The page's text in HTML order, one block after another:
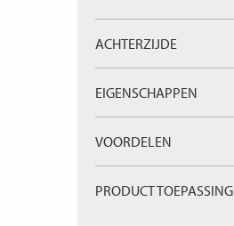
ACHTERZIJDE
EIGENSCHAPPEN
VOORDELEN
PRODUCT TOEPASSING